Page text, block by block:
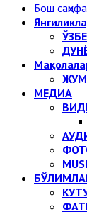
Бош саҳифа
МЕДИА